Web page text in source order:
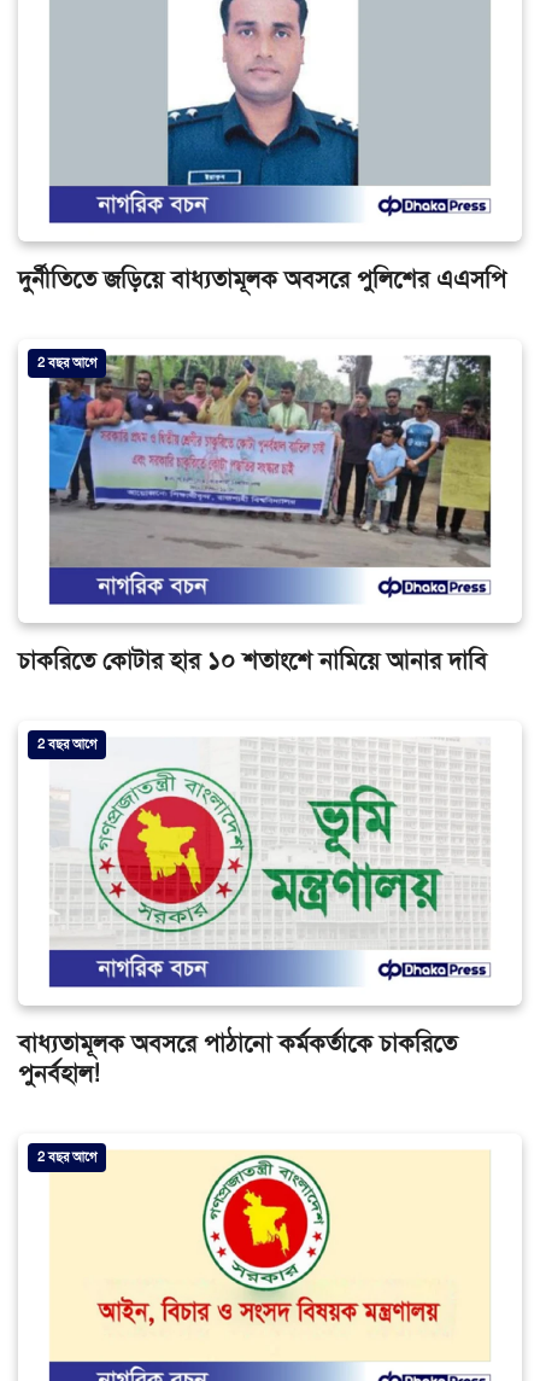
দুর্নীতিতে জড়িয়ে বাধ্যতামূলক অবসরে পুলিশের এএসপি
2 বছর আগে
চাকরিতে কোটার হার ১০ শতাংশে নামিয়ে আনার দাবি
2 বছর আগে
বাধ্যতামূলক অবসরে পাঠানো কর্মকর্তাকে চাকরিতে
পুনর্বহাল!
2 বছর আগে